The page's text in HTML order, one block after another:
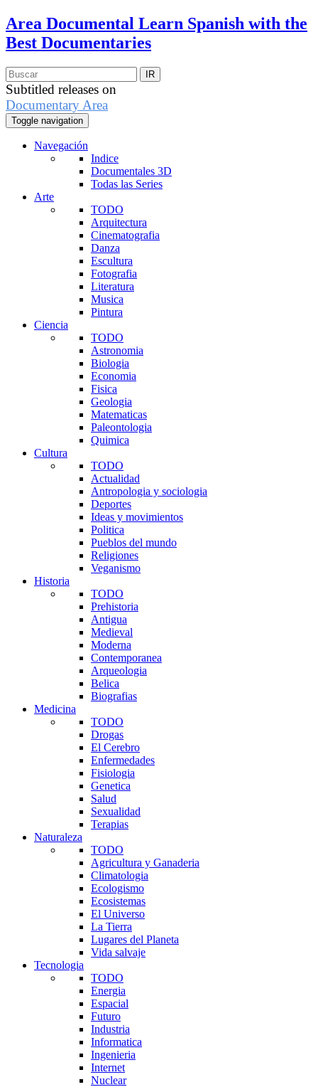
Area Documental Learn Spanish with the
Best Documentaries
Subtitled releases on
Documentary Area
Toggle navigation
Navegación
Indice
Documentales 3D
Todas las Series
Arte
TODO
Arquitectura
Cinematografia
Danza
Escultura
Fotografia
Literatura
Musica
Pintura
Ciencia
TODO
Astronomia
Biologia
Economia
Fisica
Geologia
Matematicas
Paleontologia
Quimica
Cultura
TODO
Actualidad
Antropologia y sociologia
Deportes
Ideas y movimientos
Politica
Pueblos del mundo
Religiones
Veganismo
Historia
TODO
Prehistoria
Antigua
Medieval
Moderna
Contemporanea
Arqueologia
Belica
Biografias
Medicina
TODO
Drogas
El Cerebro
Enfermedades
Fisiologia
Genetica
Salud
Sexualidad
Terapias
Naturaleza
TODO
Agricultura y Ganaderia
Climatologia
Ecologismo
Ecosistemas
El Universo
La Tierra
Lugares del Planeta
Vida salvaje
Tecnologia
TODO
Energia
Espacial
Futuro
Industria
Informatica
Ingenieria
Internet
Nuclear